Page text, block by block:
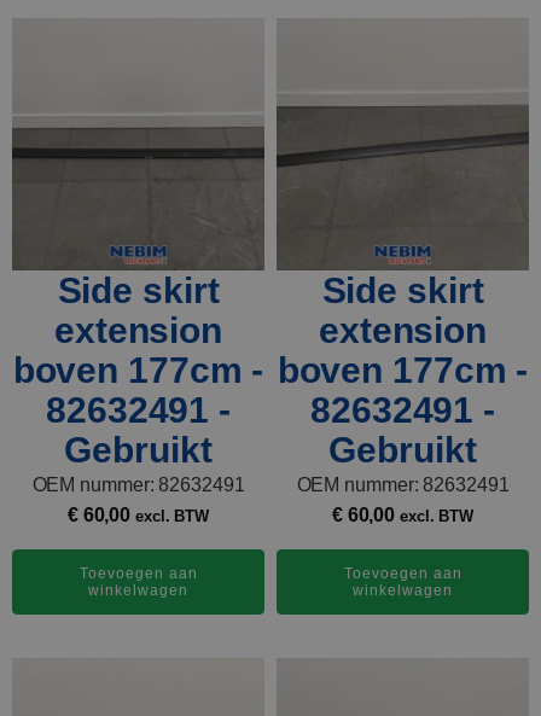
Side skirt
extension
boven 177cm -
82632491 -
Gebruikt
OEM nummer: 82632491
€60,00 excl. BTW
Toevoegen aan
winkelwagen
Side skirt
extension
boven 177cm -
82632491 -
Gebruikt
OEM nummer: 82632491
€60,00 excl. BTW
Toevoegen aan
winkelwagen